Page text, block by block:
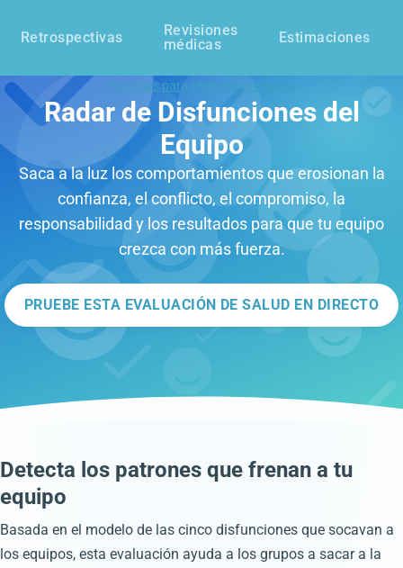
Retrospectivas
Revisiones
médicas
Estimaciones
Plantillas para revisiones médicas
Radar de Disfunciones del
Equipo
Saca a la luz los comportamientos que erosionan la
confianza, el conflicto, el compromiso, la
responsabilidad y los resultados para que tu equipo
crezca con más fuerza.
PRUEBE ESTA EVALUACIÓN DE SALUD EN DIRECTO
Detecta los patrones que frenan a tu
equipo
Basada en el modelo de las cinco disfunciones que socavan a
los equipos, esta evaluación ayuda a los grupos a sacar a la